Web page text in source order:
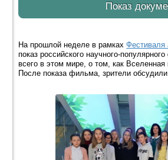
Показ
На прошлой неделе в рамкахФестиваля
показ российского научного-
всего в этом мире, о том, как Вселенная
После показа фильма, зрители